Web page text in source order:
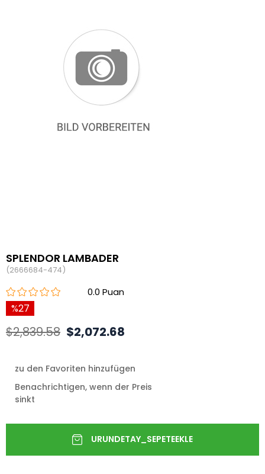
SPLENDOR LAMBADER
(2666684-474)
0.0
27
$2,839.58 $2,072.68
zu den Favoriten hinzufügen
Benachrichtigen, wenn der Preis
sinkt